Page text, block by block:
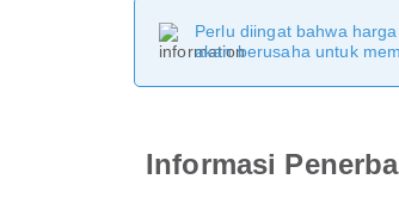
Perlu diingat bahwa
akan berusaha untuk
Informasi